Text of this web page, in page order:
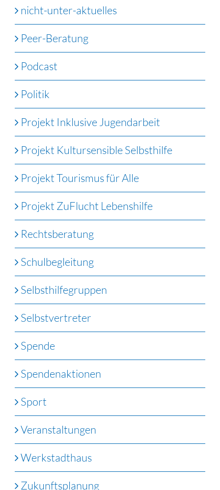
nicht-unter-aktuelles
Peer-Beratung
Podcast
Politik
Projekt Inklusive Jugendarbeit
Projekt Kultursensible Selbsthilfe
Projekt Tourismus für Alle
Projekt ZuFlucht Lebenshilfe
Rechtsberatung
Schulbegleitung
Selbsthilfegruppen
Selbstvertreter
Spende
Spendenaktionen
Sport
Veranstaltungen
Werkstadthaus
Zukunftsplanung